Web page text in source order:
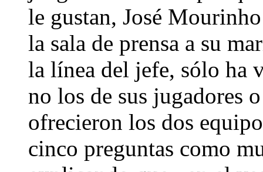
le gustan, José
la sala de prensa a su
la línea del jefe, sólo ha
no los de sus jugadores
ofrecieron los dos
cinco preguntas como